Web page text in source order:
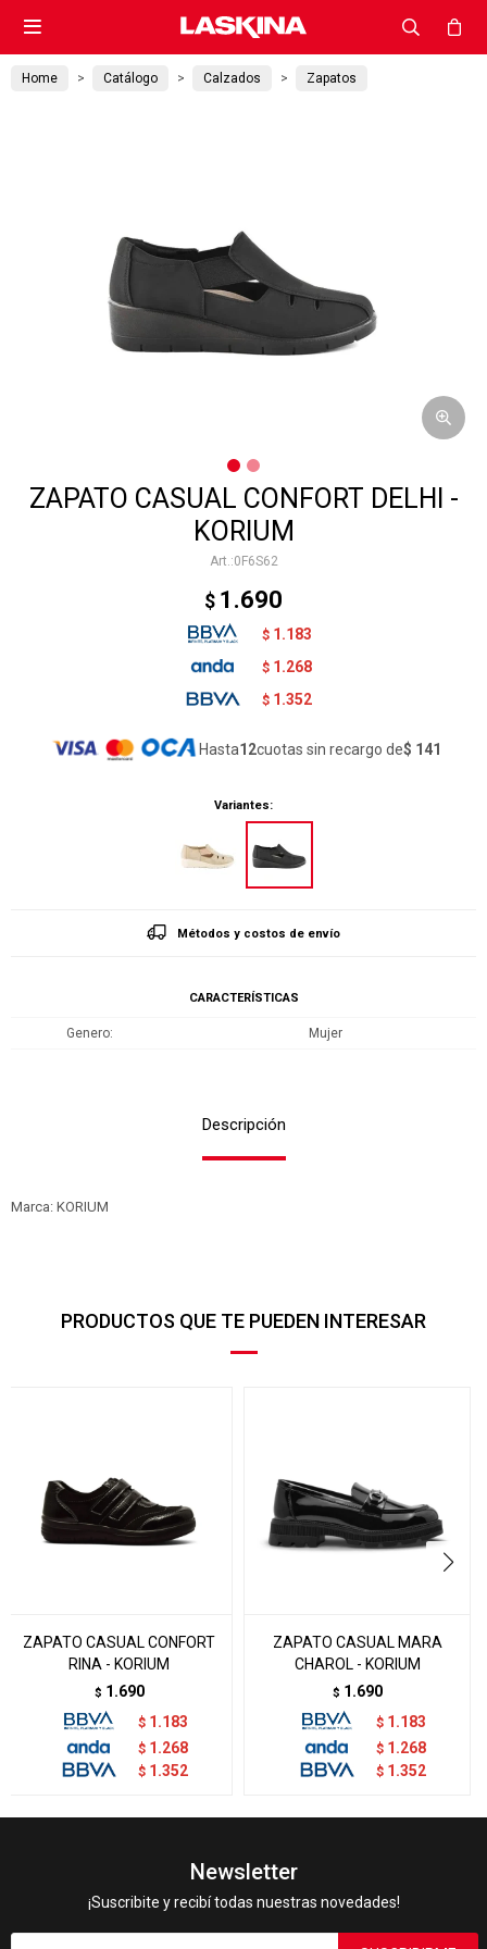

Home Catálogo Calzados Zapatos
ZAPATO CASUAL CONFORT DELHI -
KORIUM
0F6S62
$ 1.690
$ 1.183
$ 1.268
$ 1.352
Hasta12cuotas sin recargo de$ 141
Variantes:
Métodos y costos de envío
CARACTERÍSTICAS
Genero Mujer
Descripción
Marca: KORIUM
PRODUCTOS QUE TE PUEDEN INTERESAR
ZAPATO CASUAL CONFORT
RINA - KORIUM
$ 1.690
$ 1.183
$ 1.268
$ 1.352
ZAPATO CASUAL MARA
CHAROL - KORIUM
$ 1.690
$ 1.183
$ 1.268
$ 1.352
Newsletter
¡Suscribite y recibí todas nuestras novedades!